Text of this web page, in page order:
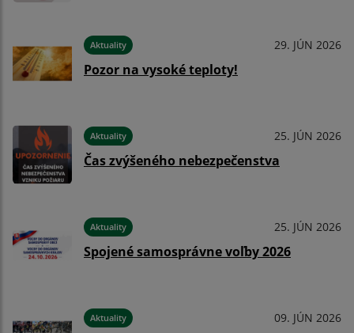
Aktuality 29. JÚN 2026
Pozor na vysoké teploty!
Aktuality 25. JÚN 2026
Čas zvýšeného nebezpečenstva
Aktuality 25. JÚN 2026
Spojené samosprávne voľby 2026
Aktuality 09. JÚN 2026